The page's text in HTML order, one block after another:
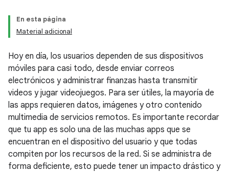
En esta página
Material adicional
Hoy en día, los usuarios dependen de sus dispositivos
móviles para casi todo, desde enviar correos
electrónicos y administrar finanzas hasta transmitir
videos y jugar videojuegos. Para ser útiles, la mayoría de
las apps requieren datos, imágenes y otro contenido
multimedia de servicios remotos. Es importante recordar
que tu app es solo una de las muchas apps que se
encuentran en el dispositivo del usuario y que todas
compiten por los recursos de la red. Si se administra de
forma deficiente, esto puede tener un impacto drástico y